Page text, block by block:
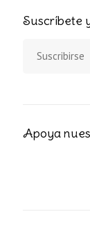
Suscríbete
Suscribirse
Apoya